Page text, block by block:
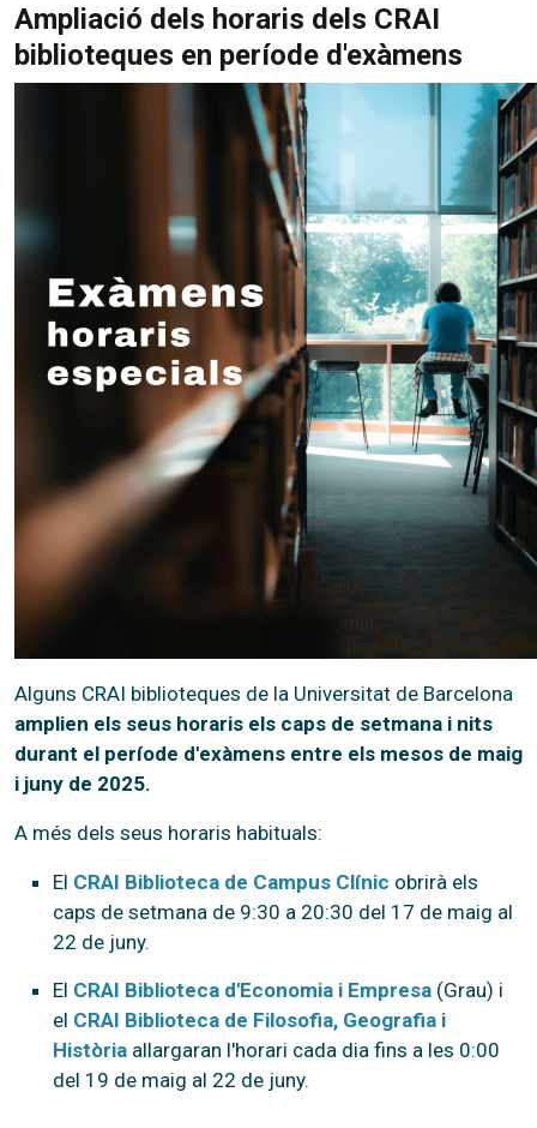
Ampliació dels horaris dels CRAI
biblioteques en període d'exàmens
Alguns CRAI biblioteques de la Universitat de Barcelona
amplien els seus horaris els caps de setmana i nits
durant el període d'exàmens entre els mesos de maig
i juny de 2025.
A més dels seus horaris habituals:
El CRAI Biblioteca de Campus Clínic obrirà els
caps de setmana de 9:30 a 20:30 del 17 de maig al
22 de juny.
El CRAI Biblioteca d'Economia i Empresa (Grau) i
el CRAI Biblioteca de Filosofia, Geografia i
Història allargaran l'horari cada dia fins a les 0:00
del 19 de maig al 22 de juny.